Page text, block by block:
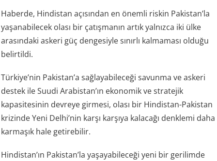
Haberde, Hindistan açısından en önemli riskin Pakistan’la
yaşanabilecek olası bir çatışmanın artık yalnızca iki ülke
arasındaki askeri güç dengesiyle sınırlı kalmaması olduğu
belirtildi.
Türkiye’nin Pakistan’a sağlayabileceği savunma ve askeri
destek ile Suudi Arabistan’ın ekonomik ve stratejik
kapasitesinin devreye girmesi, olası bir Hindistan-Pakistan
krizinde Yeni Delhi’nin karşı karşıya kalacağı denklemi daha
karmaşık hale getirebilir.
Hindistan’ın Pakistan’la yaşayabileceği yeni bir gerilimde